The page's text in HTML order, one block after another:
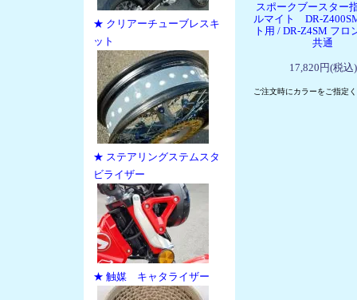
★ クリアーチューブレスキ
ット
★ ステアリングステムスタ
ビライザー
★ 触媒 キャタライザー
スポークブースター
ルマイト DR-
ト用 / DR-Z4SM フロ
共通
17,820円(税込)
ご注文時にカラーをご指定